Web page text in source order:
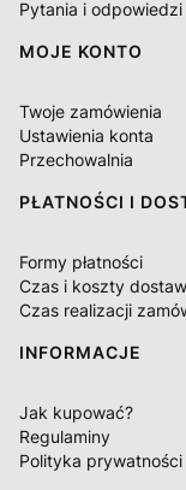
Pytania i odpowiedzi
MOJE KONTO
Twoje zamówienia
Ustawienia konta
Przechowalnia
PŁATNOŚCI I
Formy płatności
Czas i koszty
Czas realizacji
INFORMACJE
Jak kupować?
Regulaminy
Polityka prywatności